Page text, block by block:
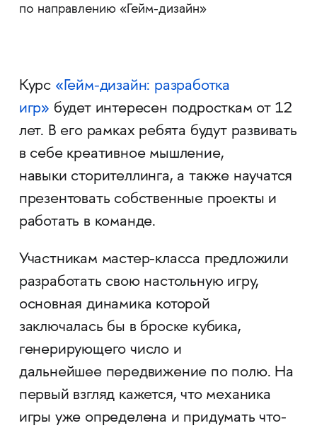
по направлению «Гейм-дизайн»
Курс «Гейм-дизайн: разработка
игр» будет интересен подросткам от 12
лет. В его рамках ребята будут развивать
в себе креативное мышление,
навыки сторителлинга, а также научатся
презентовать собственные проекты и
работать в команде.
Участникам мастер-класса предложили
разработать свою настольную игру,
основная динамика которой
заключалась бы в броске кубика,
генерирующего число и
дальнейшее передвижение по полю. На
первый взгляд кажется, что механика
игры уже определена и придумать что-